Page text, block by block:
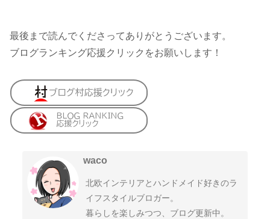
最後まで読んでくださってありがとうございます。
ブログランキング応援クリックをお願いします！
waco
北欧インテリアとハンドメイド好きのラ
イフスタイルブロガー。
暮らしを楽しみつつ、ブログ更新中。